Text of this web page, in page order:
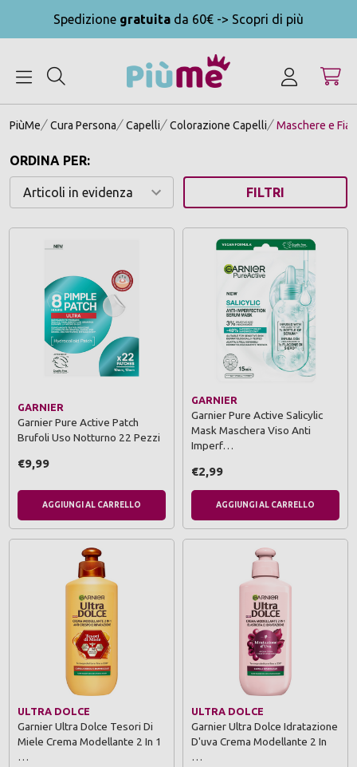
Spedizione gratuita da 60€ -> Scopri di più
PiùMe Cura Persona Capelli Colorazione Capelli Maschere e
ORDINA PER:
FILTRI
GARNIER
Garnier Pure Active Patch
Brufoli Uso Notturno 22 Pezzi
€9,99
AGGIUNGI AL CARRELLO
GARNIER
Garnier Pure Active Salicylic
Mask Maschera Viso Anti
Imperf…
€2,99
AGGIUNGI AL CARRELLO
ULTRA DOLCE
Garnier Ultra Dolce Tesori Di
Miele Crema Modellante 2 In 1
…
ULTRA DOLCE
Garnier Ultra Dolce Idratazione
D'uva Crema Modellante 2 In
…